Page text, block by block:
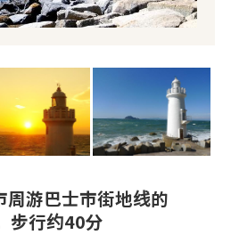
周游巴士市街地线的
步行约40分